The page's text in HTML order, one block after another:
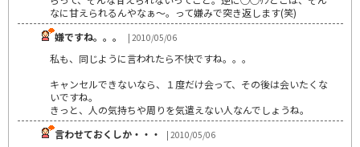
なに甘えられるんやなぁ～。って嫌みで突き返します(笑)
嫌ですね。。。
| 2010/05/06
私も、同じように言われたら不快ですね。。。
キャンセルできないなら、１度だけ会って、その後は会いたくな
いですね。
きっと、人の気持ちや周りを気遣えない人なんでしょうね。
言わせておくしか・・・
| 2010/05/06